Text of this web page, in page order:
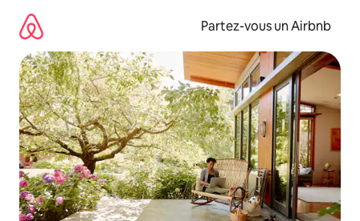
directement
contenu
Partez-vous un Airbnb